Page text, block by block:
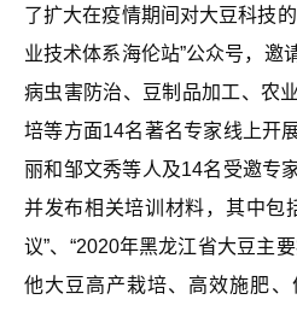
了扩大在疫情期间对大豆科技的
业技术体系海伦站”公众号，邀
病虫害防治、豆制品加工、农
培等方面14名著名专家线上开
丽和邹文秀等人及14名受邀专
并发布相关培训材料， 其中包
议”、“2020年黑龙江省大豆主
他大豆高产栽培、高效施肥